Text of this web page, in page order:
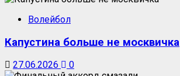
Волейбол
Капустина больше не москвичка
27.06.2026 0